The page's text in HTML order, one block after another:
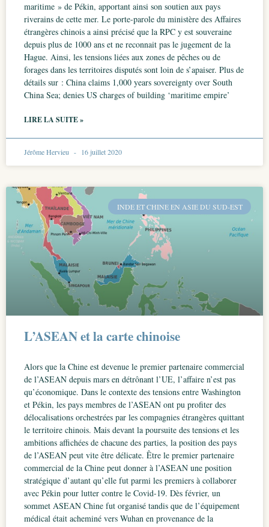
maritime » de Pékin, apportant ainsi son soutien aux pays
riverains de cette mer. Le porte-parole du ministère des Affaires
étrangères chinois a ainsi précisé que la RPC y est souveraine
depuis plus de 1000 ans et ne reconnait pas le jugement de la
Hague. Ainsi, les tensions liées aux zones de pêches ou de
forages dans les territoires disputés sont loin de s’apaiser. Plus de
détails sur : China claims 1,000 years sovereignty over South
China Sea; denies US charges of building ‘maritime empire’
LIRE LA SUITE »
Jérôme Hervieu 16 juillet 2020
INDE ET CHINE EN ASIE DU SUD-EST
L’ASEAN et la carte chinoise
Alors que la Chine est devenue le premier partenaire commercial
de l’ASEAN depuis mars en détrônant l’UE, l’affaire n’est pas
qu’économique. Dans le contexte des tensions entre Washington
et Pékin, les pays membres de l’ASEAN ont pu profiter des
délocalisations orchestrées par les compagnies étrangères quittant
le territoire chinois. Mais devant la poursuite des tensions et les
ambitions affichées de chacune des parties, la position des pays
de l’ASEAN peut vite être délicate. Être le premier partenaire
commercial de la Chine peut donner à l’ASEAN une position
stratégique d’autant qu’elle fut parmi les premiers à collaborer
avec Pékin pour lutter contre le Covid-19. Dès février, un
sommet ASEAN Chine fut organisé tandis que de l’équipement
médical était acheminé vers Wuhan en provenance de la